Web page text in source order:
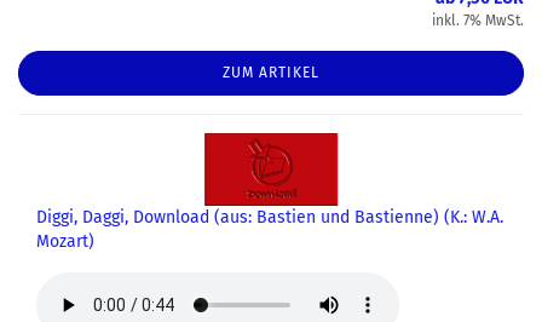
inkl. 7% MwSt.
ZUM ARTIKEL
Diggi, Daggi, Download (aus: Bastien und Bastienne) (K.: W.A.
Mozart)